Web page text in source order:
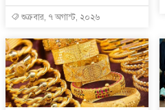
শুক্রবার, ৭ অগাস্ট, ২০২৬